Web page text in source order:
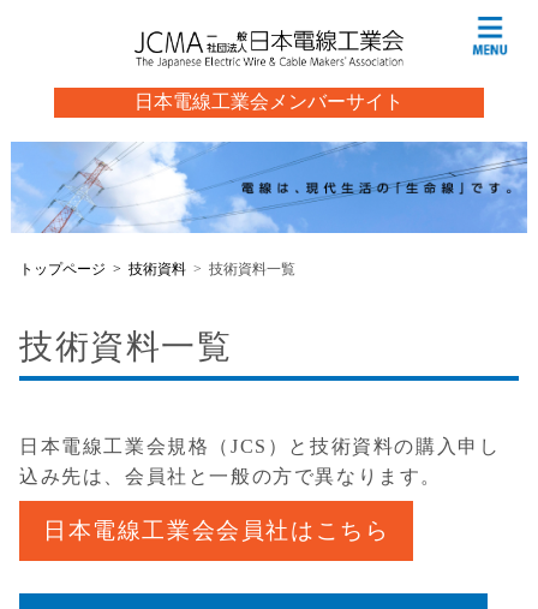
日本電線工業会メンバーサイト
トップページ 技術資料 技術資料一覧
技術資料一覧
日本電線工業会規格（JCS）と技術資料の購入申し
込み先は、会員社と一般の方で異なります。
日本電線工業会会員社はこちら